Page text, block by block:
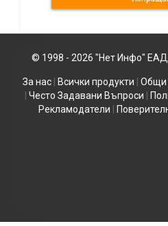
© 1998 - 2026 "Нет Инфо" ЕАД
За нас| Всички продукти
Общи
Често Задавани Въпроси
Рекламодатели